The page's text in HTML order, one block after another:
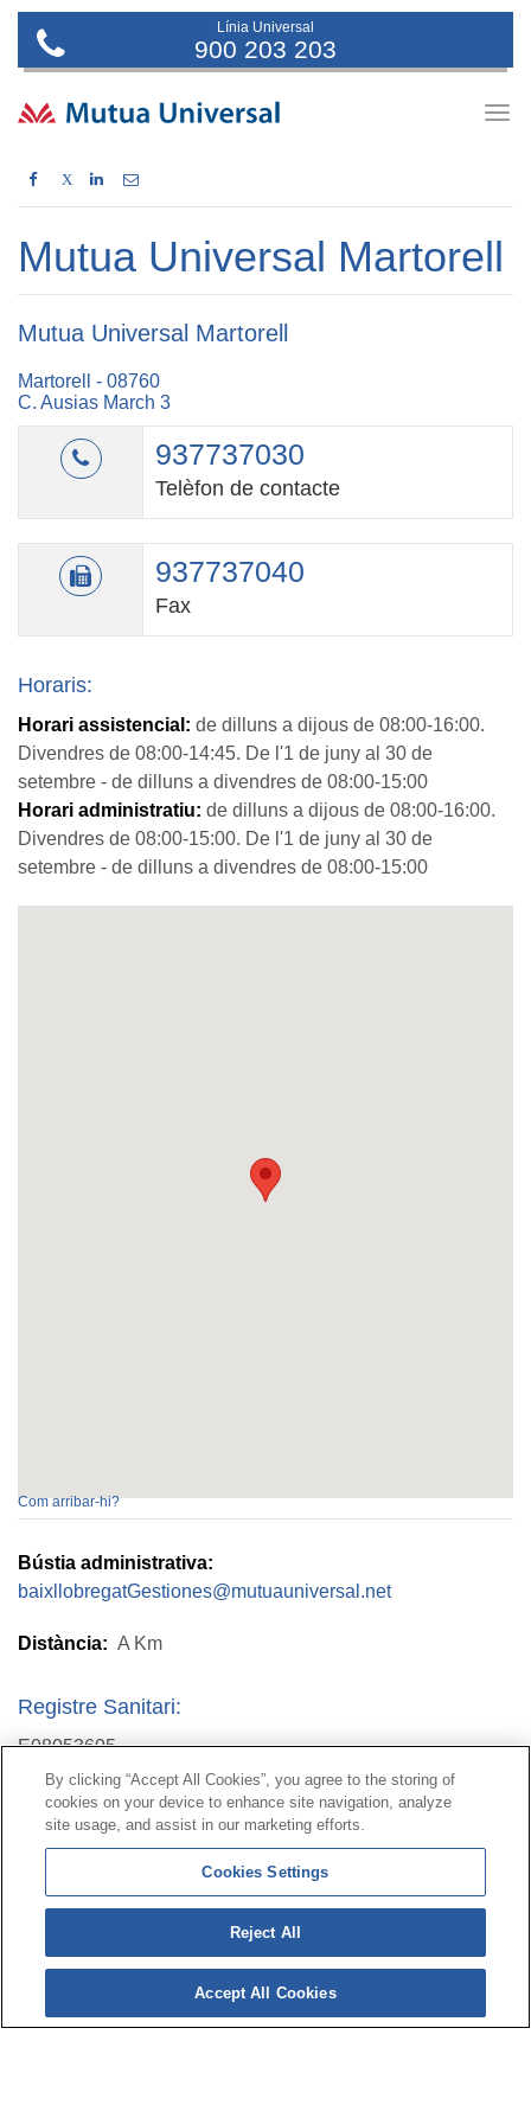
Línia Universal
900 203 203
X
Mutua Universal Martorell
Mutua Universal Martorell
Martorell - 08760
C. Ausias March 3
937737030
Telèfon de contacte
937737040
Fax
Horaris:
Horari assistencial: de dilluns a dijous de 08:00-16:00.
Divendres de 08:00-14:45. De l'1 de juny al 30 de
setembre - de dilluns a divendres de 08:00-15:00
Horari administratiu: de dilluns a dijous de 08:00-16:00.
Divendres de 08:00-15:00. De l'1 de juny al 30 de
setembre - de dilluns a divendres de 08:00-15:00
Com arribar-hi?
Bústia administrativa:
baixllobregatGestiones@mutuauniversal.net
Distància: A Km
Registre Sanitari:
E08053605
Contacte |Perfil del contractant|Reclamacions
Línia Universal 900 203 203|Zona Privada Comissió de
Prestacions Especials|Zona Privada Proveïdor Sanitari
© Mutua Universal 2026| Mapa del web
Política de Protecció de Dades | Política de cookies
Segueix-nos a:
By clicking “Accept All Cookies”, you agree to the storing of
cookies on your device to enhance site navigation, analyze
site usage, and assist in our marketing efforts.
Cookies Settings
Reject All
Accept All Cookies